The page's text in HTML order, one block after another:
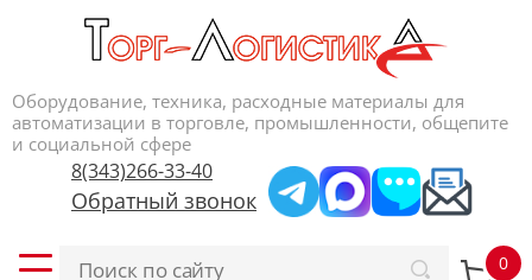
Оборудование, техника, расходные материалы для
автоматизации в торговле, промышленности, общепите
и социальной сфере
8(343)266-33-40
Обратный звонок